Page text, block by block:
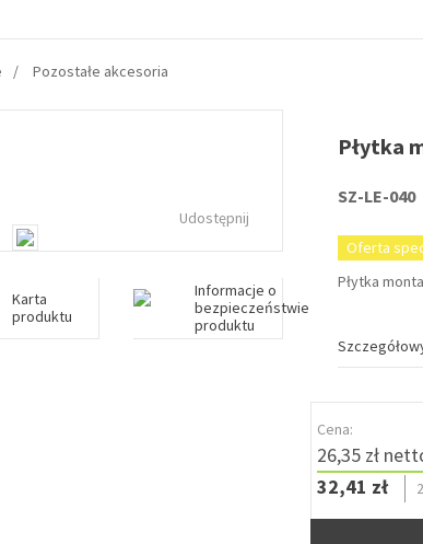
Pozostałe akcesoria
Udostępnij
Karta
produktu
Informacje o
bezpieczeństwie
produktu
Płytka
SZ-LE-040
Oferta
Płytka
Cena:
26,35 zł
32,41 zł